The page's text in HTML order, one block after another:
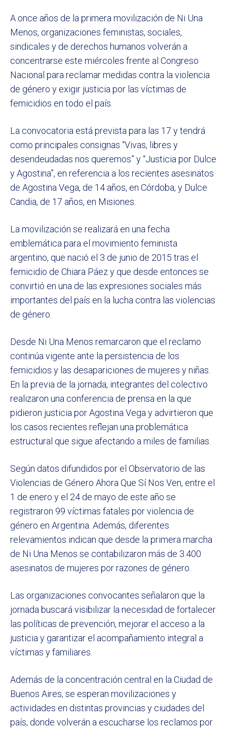
A once años de la primera movilización de Ni Una
Menos, organizaciones feministas, sociales,
sindicales y de derechos humanos volverán a
concentrarse este miércoles frente al Congreso
Nacional para reclamar medidas contra la violencia
de género y exigir justicia por las víctimas de
femicidios en todo el país.
La convocatoria está prevista para las 17 y tendrá
como principales consignas “Vivas, libres y
desendeudadas nos queremos” y “Justicia por Dulce
y Agostina”, en referencia a los recientes asesinatos
de Agostina Vega, de 14 años, en Córdoba, y Dulce
Candia, de 17 años, en Misiones.
La movilización se realizará en una fecha
emblemática para el movimiento feminista
argentino, que nació el 3 de junio de 2015 tras el
femicidio de Chiara Páez y que desde entonces se
convirtió en una de las expresiones sociales más
importantes del país en la lucha contra las violencias
de género.
Desde Ni Una Menos remarcaron que el reclamo
continúa vigente ante la persistencia de los
femicidios y las desapariciones de mujeres y niñas.
En la previa de la jornada, integrantes del colectivo
realizaron una conferencia de prensa en la que
pidieron justicia por Agostina Vega y advirtieron que
los casos recientes reflejan una problemática
estructural que sigue afectando a miles de familias.
Según datos difundidos por el Observatorio de las
Violencias de Género Ahora Que Sí Nos Ven, entre el
1 de enero y el 24 de mayo de este año se
registraron 99 víctimas fatales por violencia de
género en Argentina. Además, diferentes
relevamientos indican que desde la primera marcha
de Ni Una Menos se contabilizaron más de 3.400
asesinatos de mujeres por razones de género.
Las organizaciones convocantes señalaron que la
jornada buscará visibilizar la necesidad de fortalecer
las políticas de prevención, mejorar el acceso a la
justicia y garantizar el acompañamiento integral a
víctimas y familiares.
Además de la concentración central en la Ciudad de
Buenos Aires, se esperan movilizaciones y
actividades en distintas provincias y ciudades del
país, donde volverán a escucharse los reclamos por